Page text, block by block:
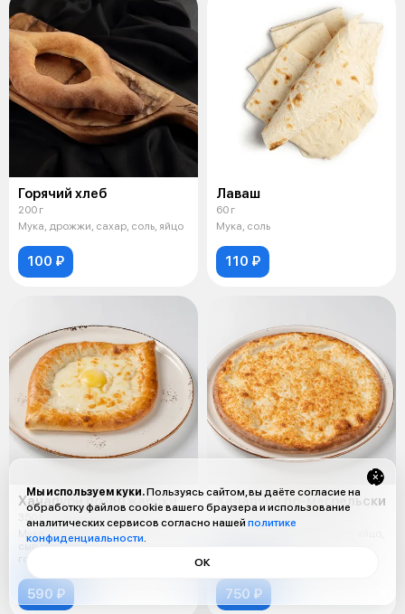
Горячий хлеб
200 г
Мука, дрожжи, сахар, соль, яйцо
100 ₽
Лаваш
60 г
Мука, соль
110 ₽
Хачапури по-аджарски
Мука, яйцо, дрожжи, сахар, соль,
сыр моцарелла, сыр
голландский, масло сливочное,
молоко
590 ₽
Хачапури по-мегрельски
450 г
750 ₽
Мы используем куки.Пользуясь сайтом, вы даёте согласие на
обработку файлов cookie вашего браузера и использование
аналитических сервисов согласно нашей политике
конфиденциальности.
ОК